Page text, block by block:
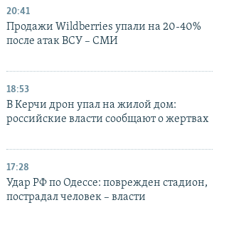
20:41
Продажи Wildberries упали на 20-40%
после атак ВСУ – СМИ
18:53
В Керчи дрон упал на жилой дом:
российские власти сообщают о жертвах
17:28
Удар РФ по Одессе: поврежден стадион,
пострадал человек – власти